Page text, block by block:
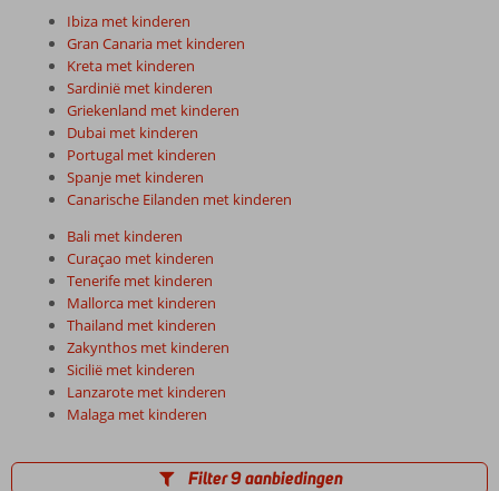
Ibiza met kinderen
Gran Canaria met kinderen
Kreta met kinderen
Sardinië met kinderen
Griekenland met kinderen
Dubai met kinderen
Portugal met kinderen
Spanje met kinderen
Canarische Eilanden met kinderen
Bali met kinderen
Curaçao met kinderen
Tenerife met kinderen
Mallorca met kinderen
Thailand met kinderen
Zakynthos met kinderen
Sicilië met kinderen
Lanzarote met kinderen
Malaga met kinderen
Filter 9 aanbiedingen